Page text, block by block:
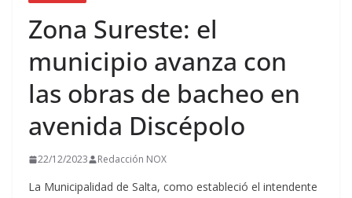
Zona Sureste: el
municipio avanza con
las obras de bacheo en
avenida Discépolo
22/12/2023 Redacción NOX
La Municipalidad de Salta, como estableció el intendente